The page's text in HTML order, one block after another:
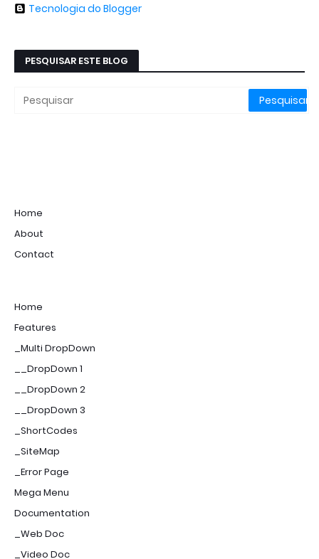
Tecnologia do Blogger
PESQUISAR ESTE BLOG
Home
About
Contact
Home
Features
_Multi DropDown
__DropDown 1
__DropDown 2
__DropDown 3
_ShortCodes
_SiteMap
_Error Page
Mega Menu
Documentation
_Web Doc
_Video Doc